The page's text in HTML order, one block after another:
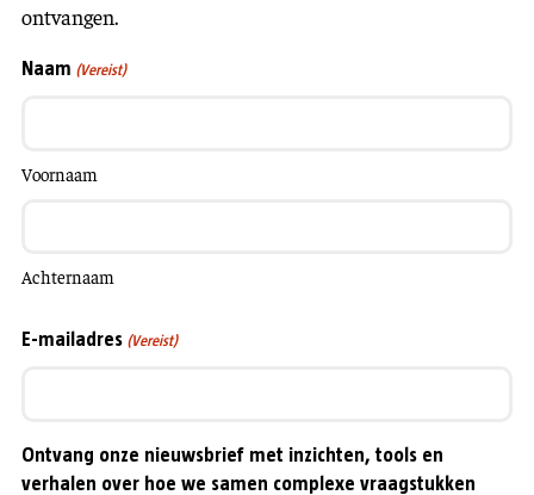
ontvangen.
Naam (Vereist)
Voornaam
Achternaam
E-mailadres (Vereist)
Ontvang onze nieuwsbrief met inzichten, tools en
verhalen over hoe we samen complexe vraagstukken